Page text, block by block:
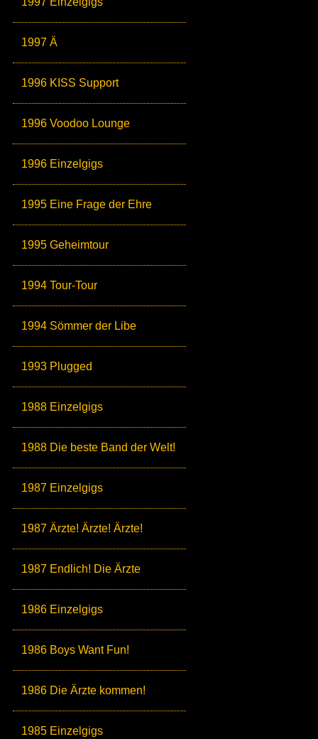
1997 Ä
1996 KISS Support
1996 Voodoo Lounge
1996 Einzelgigs
1995 Eine Frage der Ehre
1995 Geheimtour
1994 Tour-Tour
1994 Sömmer der Libe
1993 Plugged
1988 Einzelgigs
1988 Die beste Band der Welt!
1987 Einzelgigs
1987 Ärzte! Ärzte! Ärzte!
1987 Endlich! Die Ärzte
1986 Einzelgigs
1986 Boys Want Fun!
1986 Die Ärzte kommen!
1985 Einzelgigs